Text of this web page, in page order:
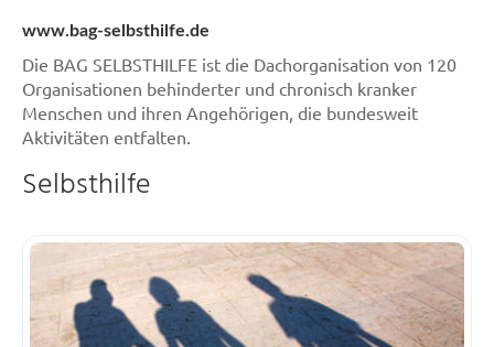
www.bag-selbsthilfe.de
Die BAG SELBSTHILFE ist die Dachorganisation von 120
Organisationen behinderter und chronisch kranker
Menschen und ihren Angehörigen, die bundesweit
Aktivitäten entfalten.
Selbsthilfe